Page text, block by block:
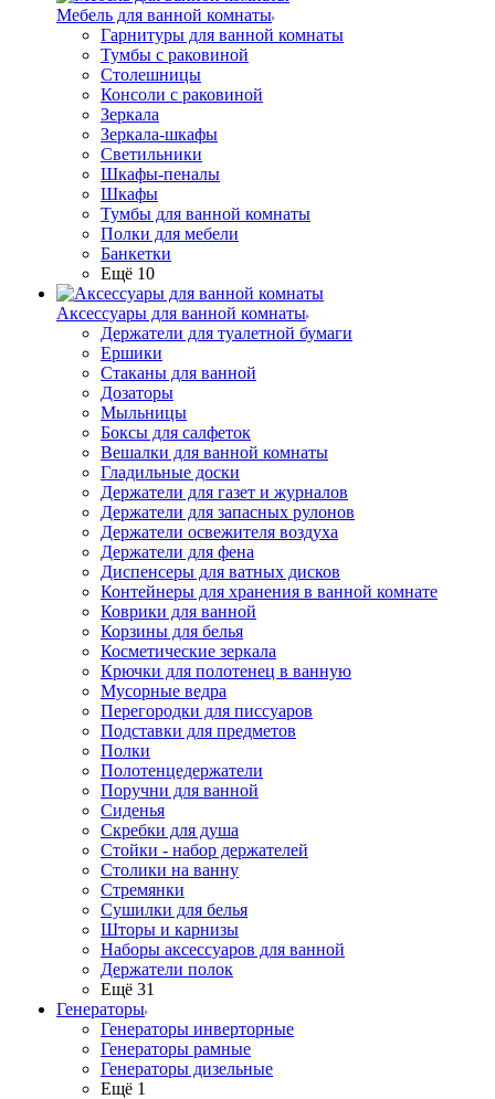
Мебель для ванной комнаты
Гарнитуры для ванной комнаты
Тумбы с раковиной
Столешницы
Консоли с раковиной
Зеркала
Зеркала-шкафы
Светильники
Шкафы-пеналы
Шкафы
Тумбы для ванной комнаты
Полки для мебели
Банкетки
Ещё 10
Аксессуары для ванной комнаты
Держатели для туалетной бумаги
Ершики
Стаканы для ванной
Дозаторы
Мыльницы
Боксы для салфеток
Вешалки для ванной комнаты
Гладильные доски
Держатели для газет и журналов
Держатели для запасных рулонов
Держатели освежителя воздуха
Держатели для фена
Диспенсеры для ватных дисков
Контейнеры для хранения в ванной комнате
Коврики для ванной
Корзины для белья
Косметические зеркала
Крючки для полотенец в ванную
Мусорные ведра
Перегородки для писсуаров
Подставки для предметов
Полки
Полотенцедержатели
Поручни для ванной
Сиденья
Скребки для душа
Стойки - набор держателей
Столики на ванну
Стремянки
Сушилки для белья
Шторы и карнизы
Наборы аксессуаров для ванной
Держатели полок
Ещё 31
Генераторы
Генераторы инверторные
Генераторы рамные
Генераторы дизельные
Ещё 1